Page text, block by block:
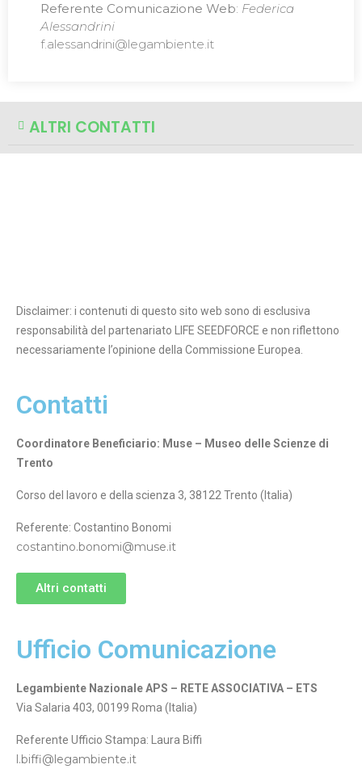
Referente Comunicazione Web: Federica
Alessandrini
f.alessandrini@legambiente.it
ALTRI CONTATTI
Disclaimer: i contenuti di questo sito web sono di esclusiva
responsabilità del partenariato LIFE SEEDFORCE e non riflettono
necessariamente l’opinione della Commissione Europea.
Contatti
Coordinatore Beneficiario: Muse – Museo delle Scienze di
Trento
Corso del lavoro e della scienza 3, 38122 Trento (Italia)
Referente: Costantino Bonomi
costantino.bonomi@muse.it
Altri contatti
Ufficio Comunicazione
Legambiente Nazionale APS – RETE ASSOCIATIVA – ETS
Via Salaria 403, 00199 Roma (Italia)
Referente Ufficio Stampa: Laura Biffi
l.biffi@legambiente.it